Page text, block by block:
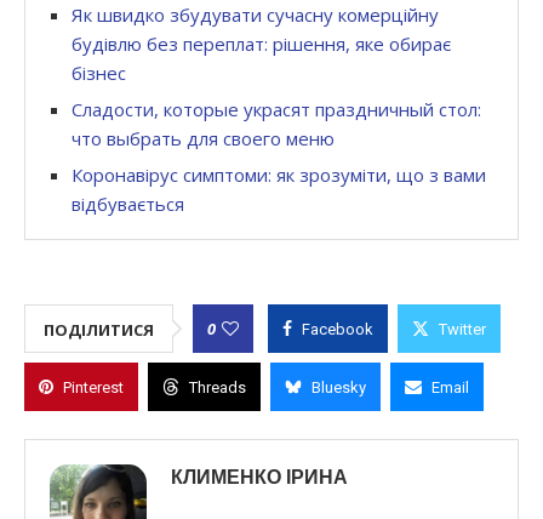
Як швидко збудувати сучасну комерційну
будівлю без переплат: рішення, яке обирає
бізнес
Сладости, которые украсят праздничный стол:
что выбрать для своего меню
Коронавірус симптоми: як зрозуміти, що з вами
відбувається
ПОДІЛИТИСЯ 0 Facebook Twitter
Pinterest Threads Bluesky Email
КЛИМЕНКО ІРИНА